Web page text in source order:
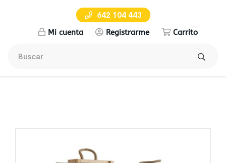
642 104 443
Mi cuenta Registrarme Carrito